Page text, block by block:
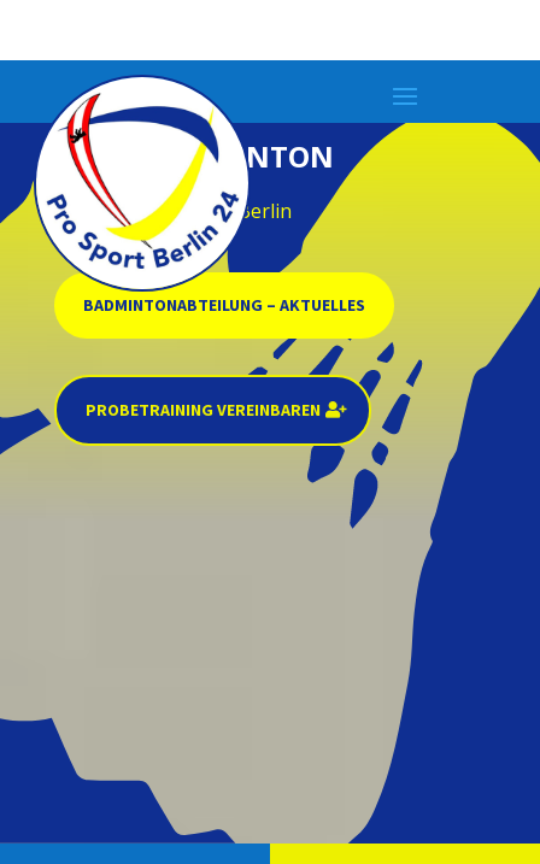
PSB24 BADMINTON
Wir sind Badminton Berlin
BADMINTONABTEILUNG – AKTUELLES
PROBETRAINING VEREINBAREN